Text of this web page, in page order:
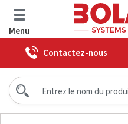
Menu
Contactez-nous